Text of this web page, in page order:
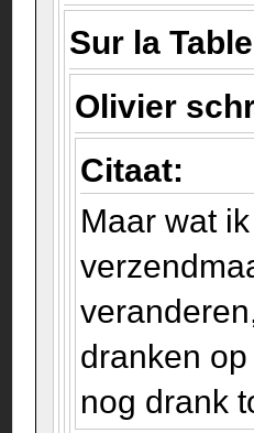
Sur la
Olivier
Citaat:
Maar wat
dranken
nog drank